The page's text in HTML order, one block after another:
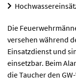
Die
versehen während
Einsatzdienst und
einsetzbar. Beim
die Taucher den